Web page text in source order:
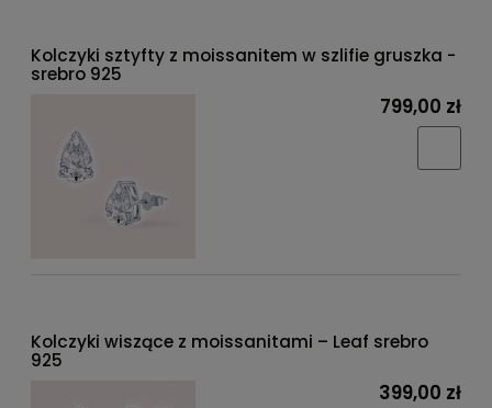
Kolczyki sztyfty z moissanitem w szlifie gruszka -
srebro 925
799,00 zł
Kolczyki wiszące z moissanitami – Leaf srebro
925
399,00 zł